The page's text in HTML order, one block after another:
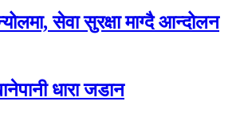
सेवा सुरक्षा माग्दै आन्दोलन
धारा जडान